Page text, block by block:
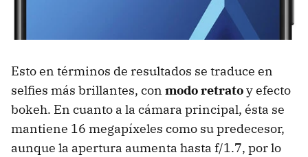
Esto en términos de resultados se traduce en
selfies más brillantes, con modo retratoy efecto
bokeh. En cuanto a la cámara principal, ésta se
mantiene 16 megapíxeles como su predecesor,
aunque la apertura aumenta hasta f/1.7, por lo